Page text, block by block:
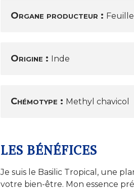
Organe producteur :
Origine : Inde
Chémotype : Methyl chavicol
LES BÉNÉFICES
Je suis le Basilic Tropical, une
votre bien-être. Mon essence